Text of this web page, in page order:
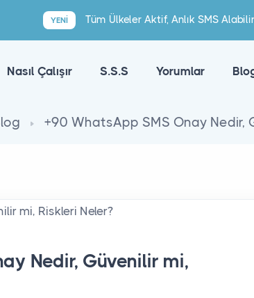
YENI Tüm Ülkeler Aktif, Anlık SMS
Nasıl Çalışır S.S.S Yorumlar
+90 WhatsApp SMS Onay Nedir,
Nedir, Güvenilir mi,